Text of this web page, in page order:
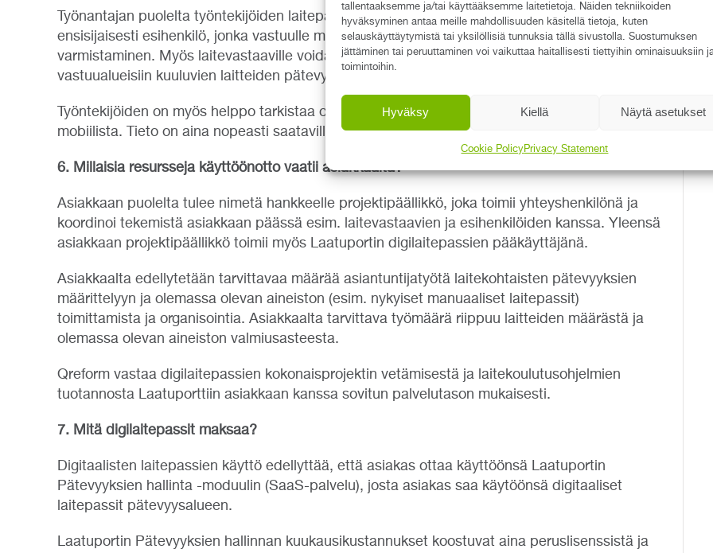
tallentaaksemme ja/tai käyttääksemme laitetietoja. Näiden tekniikoiden
hyväksyminen antaa meille mahdollisuuden käsitellä tietoja, kuten
selauskäyttäytymistä tai yksilöllisiä tunnuksia tällä sivustolla. Suostumuksen
jättäminen tai peruuttaminen voi vaikuttaa haitallisesti tiettyihin ominaisuuksiin
toimintoihin.
Hyväksy Kiellä Näytä asetukset
Cookie PolicyPrivacy Statement
Työnantajan puolelta työntekijöiden laitepätevyyksien voimassaoloa ja vanhenemisia seuraa
ensisijaisesti esihenkilö, jonka vastuulle muutoinkin kuuluu työntekijöiden osaamisen
varmistaminen. Myös laitevastaaville voidaan antaa Laatuporttiin katseluoikeus heidän
vastuualueisiin kuuluvien laitteiden pätevyyksistä.
Työntekijöiden on myös helppo tarkistaa omien laitepätevyyksien tilanne työasemalta tai
mobiilista. Tieto on aina nopeasti saatavilla ja ajan tasalla.
6. Millaisia resursseja käyttöönotto vaatii asiakkaalta?
Asiakkaan puolelta tulee nimetä hankkeelle projektipäällikkö, joka toimii yhteyshenkilönä ja
koordinoi tekemistä asiakkaan päässä esim. laitevastaavien ja esihenkilöiden kanssa. Yleensä
asiakkaan projektipäällikkö toimii myös Laatuportin digilaitepassien pääkäyttäjänä.
Asiakkaalta edellytetään tarvittavaa määrää asiantuntijatyötä laitekohtaisten pätevyyksien
määrittelyyn ja olemassa olevan aineiston (esim. nykyiset manuaaliset laitepassit)
toimittamista ja organisointia. Asiakkaalta tarvittava työmäärä riippuu laitteiden määrästä ja
olemassa olevan aineiston valmiusasteesta.
Qreform vastaa digilaitepassien kokonaisprojektin vetämisestä ja laitekoulutusohjelmien
tuotannosta Laatuporttiin asiakkaan kanssa sovitun palvelutason mukaisesti.
7. Mitä digilaitepassit maksaa?
Digitaalisten laitepassien käyttö edellyttää, että asiakas ottaa käyttöönsä Laatuportin
Pätevyyksien hallinta -moduulin (SaaS-palvelu), josta asiakas saa käytöönsä digitaaliset
laitepassit pätevyysalueen.
Laatuportin Pätevyyksien hallinnan kuukausikustannukset koostuvat aina peruslisenssistä ja